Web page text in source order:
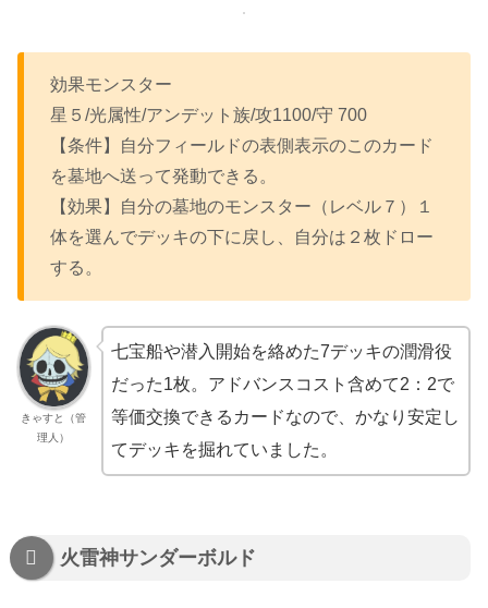
効果モンスター
星５/光属性/アンデット族/攻1100/守 700
【条件】自分フィールドの表側表示のこのカード
を墓地へ送って発動できる。
【効果】自分の墓地のモンスター（レベル７）１
体を選んでデッキの下に戻し、自分は２枚ドロー
する。
きゃすと（管
理人）
七宝船や潜入開始を絡めた7デッキの潤滑役
だった1枚。アドバンスコスト含めて2：2で
等価交換できるカードなので、かなり安定し
てデッキを掘れていました。
火雷神サンダーボルド